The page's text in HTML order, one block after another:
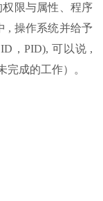
限与属性、程序
, 操作系统并给予
，PID), 可以说 ,
完成的工作）。